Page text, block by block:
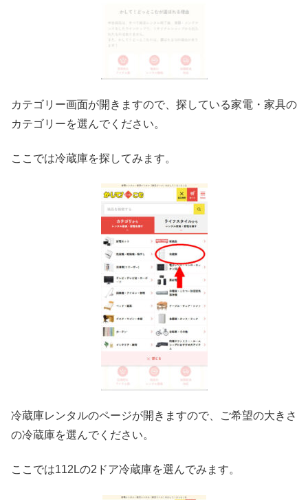
カテゴリー画面が開きますので、探している家電・家具の
カテゴリーを選んでください。
ここでは冷蔵庫を探してみます。
冷蔵庫レンタルのページが開きますので、ご希望の大きさ
の冷蔵庫を選んでください。
ここでは112Lの2ドア冷蔵庫を選んでみます。